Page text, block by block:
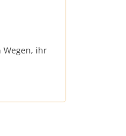
Wegen, ihr